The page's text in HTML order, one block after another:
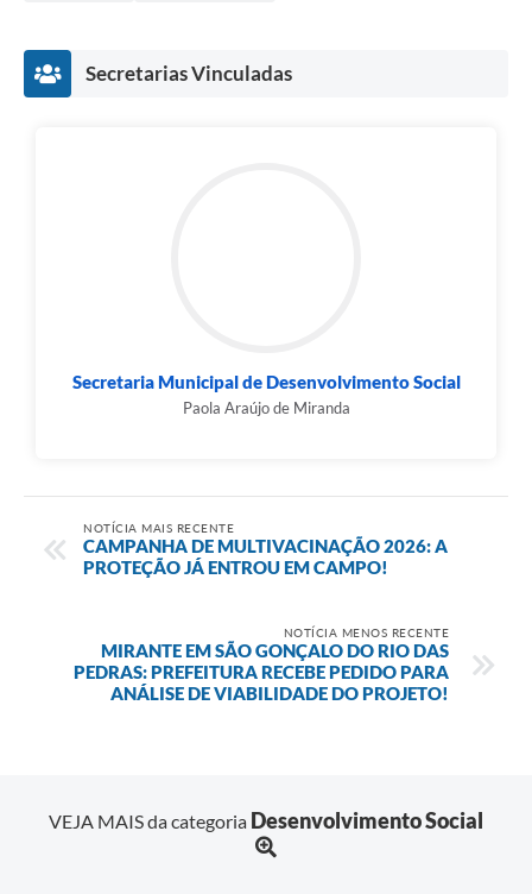
Secretarias Vinculadas
Secretaria Municipal de Desenvolvimento Social
Paola Araújo de Miranda
NOTÍCIA MAIS RECENTE
CAMPANHA DE MULTIVACINAÇÃO 2026: A
PROTEÇÃO JÁ ENTROU EM CAMPO!
NOTÍCIA MENOS RECENTE
MIRANTE EM SÃO GONÇALO DO RIO DAS
PEDRAS: PREFEITURA RECEBE PEDIDO PARA
ANÁLISE DE VIABILIDADE DO PROJETO!
VEJA MAIS da categoria Desenvolvimento Social